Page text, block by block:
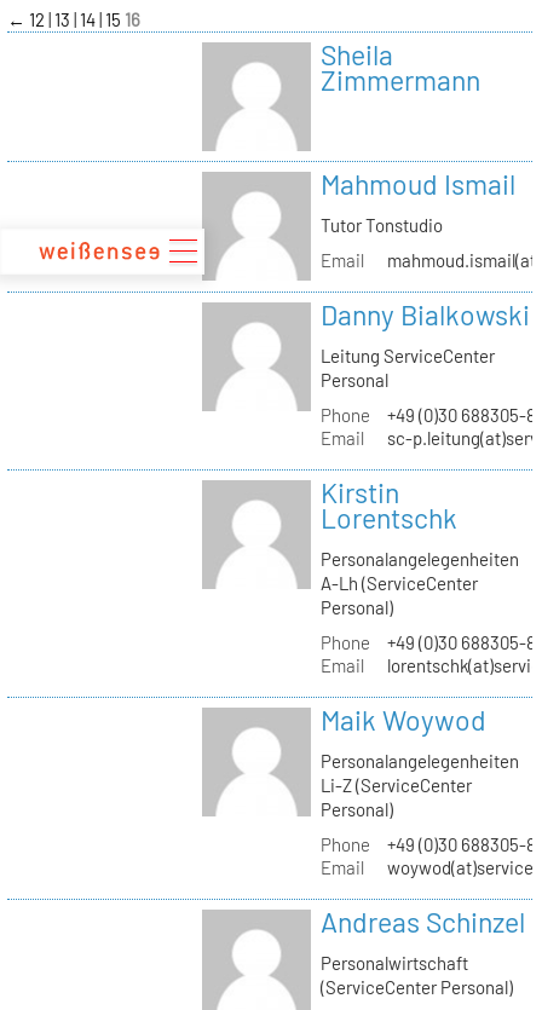
zum
Inhalt
← 12 13 14 15 16
Sheila
Zimmermann
Mahmoud Ismail
Tutor Tonstudio
Email
Danny Bialkowski
Leitung ServiceCenter
Personal
Phone
+49 (0)30 688305-
Email
sc-
Kirstin
Lorentschk
Personalangelegenheiten
A-Lh (ServiceCenter
Personal)
Phone
+49 (0)30 688305-
Email
Maik Woywod
Personalangelegenheiten
Li-Z (ServiceCenter
Personal)
Phone
+49 (0)30 688305-
Email
Andreas Schinzel
Personalwirtschaft
(ServiceCenter Personal)